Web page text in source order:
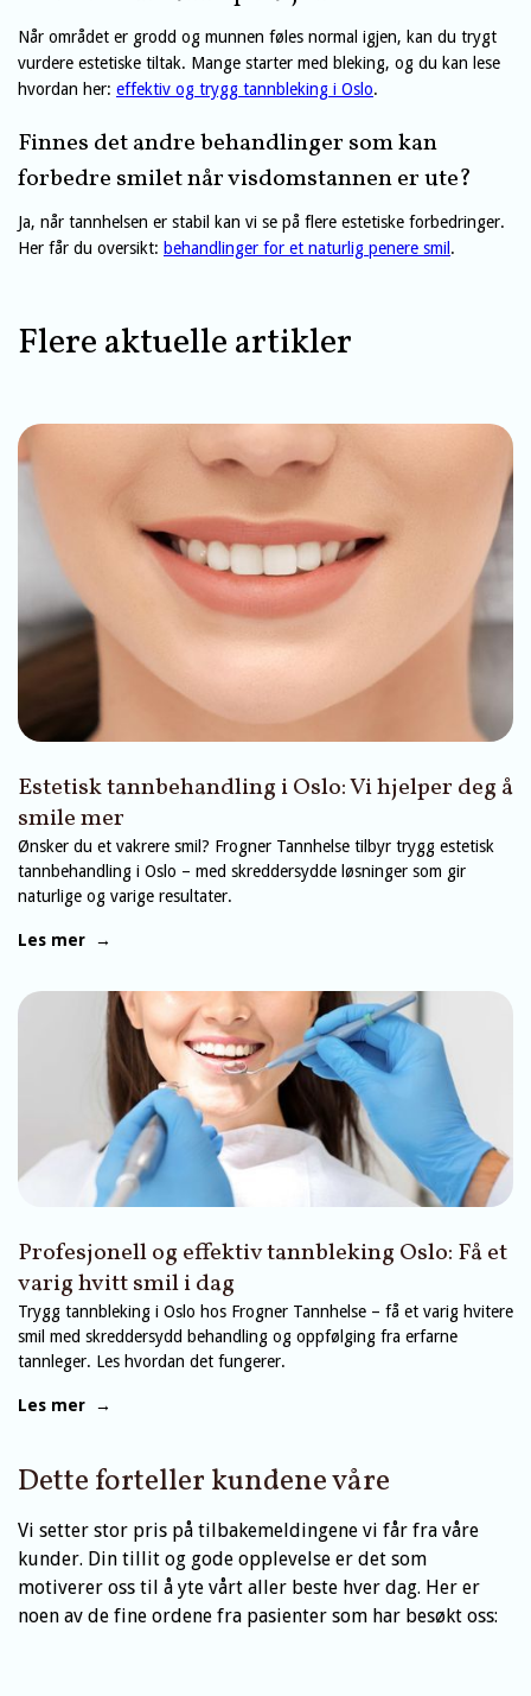
Når området er grodd og munnen føles normal igjen, kan du trygt
vurdere estetiske tiltak. Mange starter med bleking, og du kan lese
hvordan her: effektiv og trygg tannbleking i Oslo.
Finnes det andre behandlinger som kan
forbedre smilet når visdomstannen er ute?
Ja, når tannhelsen er stabil kan vi se på flere estetiske forbedringer.
Her får du oversikt: behandlinger for et naturlig penere smil .
Flere aktuelle artikler
Estetisk tannbehandling i Oslo: Vi hjelper deg å
smile mer
Ønsker du et vakrere smil? Frogner Tannhelse tilbyr trygg estetisk
tannbehandling i Oslo – med skreddersydde løsninger som gir
naturlige og varige resultater.
Les mer →
Profesjonell og effektiv tannbleking Oslo: Få et
varig hvitt smil i dag
Trygg tannbleking i Oslo hos Frogner Tannhelse – få et varig hvitere
smil med skreddersydd behandling og oppfølging fra erfarne
tannleger. Les hvordan det fungerer.
Les mer →
Dette forteller kundene våre
Vi setter stor pris på tilbakemeldingene vi får fra våre
kunder. Din tillit og gode opplevelse er det som
motiverer oss til å yte vårt aller beste hver dag. Her er
noen av de fine ordene fra pasienter som har besøkt oss: